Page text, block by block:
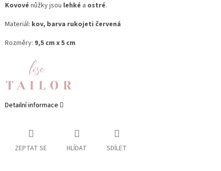
Kovové nůžky jsou lehké a ostré.
Materiál: kov, barva rukojeti červená
Rozměry: 9,5 cm x 5 cm
Detailní informace
ZEPTAT SE HLÍDAT SDÍLET